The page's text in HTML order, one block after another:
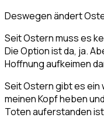
Deswegen ändert
Seit Ostern muss es
Die Option ist da, ja.
Hoffnung aufkeimen
Seit Ostern gibt es ein
meinen Kopf heben
Toten auferstanden